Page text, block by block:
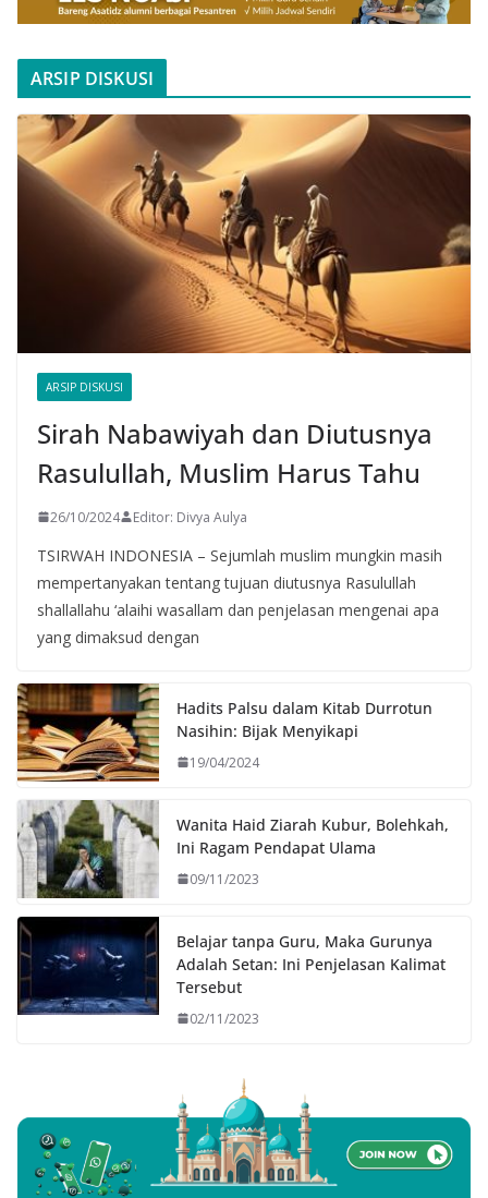
ARSIP DISKUSI
ARSIP DISKUSI
Sirah Nabawiyah dan Diutusnya
Rasulullah, Muslim Harus Tahu
26/10/2024 Editor: Divya Aulya
TSIRWAH INDONESIA – Sejumlah muslim mungkin masih
mempertanyakan tentang tujuan diutusnya Rasulullah
shallallahu ‘alaihi wasallam dan penjelasan mengenai apa
yang dimaksud dengan
Hadits Palsu dalam Kitab Durrotun
Nasihin: Bijak Menyikapi
19/04/2024
Wanita Haid Ziarah Kubur, Bolehkah,
Ini Ragam Pendapat Ulama
09/11/2023
Belajar tanpa Guru, Maka Gurunya
Adalah Setan: Ini Penjelasan Kalimat
Tersebut
02/11/2023